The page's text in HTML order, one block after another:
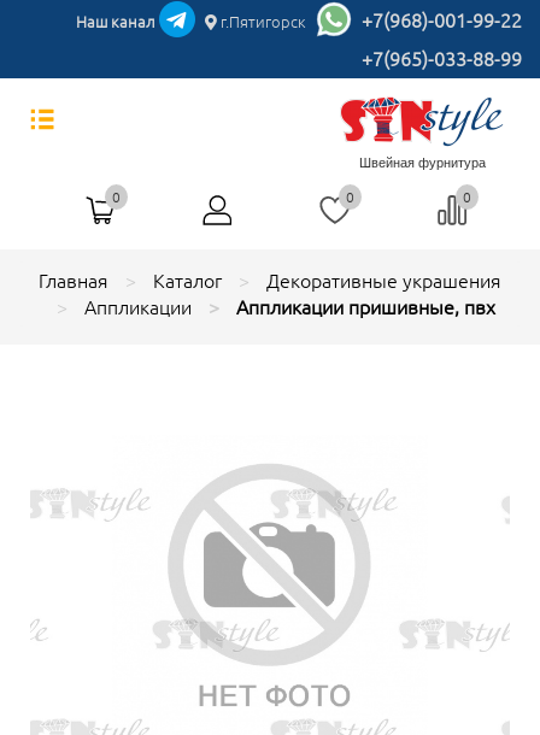
Наш канал г.Пятигорск
+7(968)-001-99-22
+7(965)-033-88-99
Швейная фурнитура
0 0 0
Главная Каталог
Декоративные украшения
Аппликации
Аппликации пришивные, пвх